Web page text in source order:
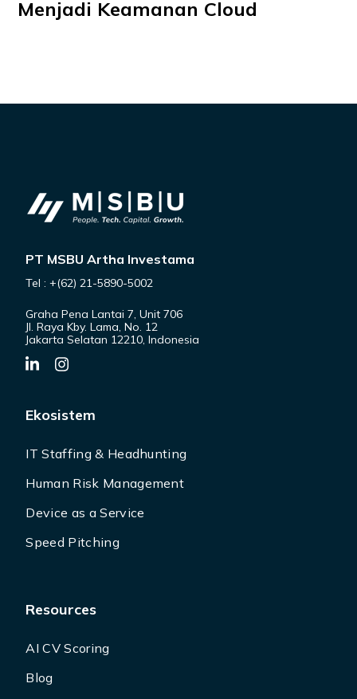
Menjadi Keamanan Cloud
PT MSBU Artha Investama
Tel : +(62) 21-5890-5002
Graha Pena Lantai 7, Unit 706
Jl. Raya Kby. Lama, No. 12
Jakarta Selatan 12210, Indonesia
Ekosistem
IT Staffing & Headhunting
Human Risk Management
Device as a Service
Speed Pitching
Resources
AI CV Scoring
Blog